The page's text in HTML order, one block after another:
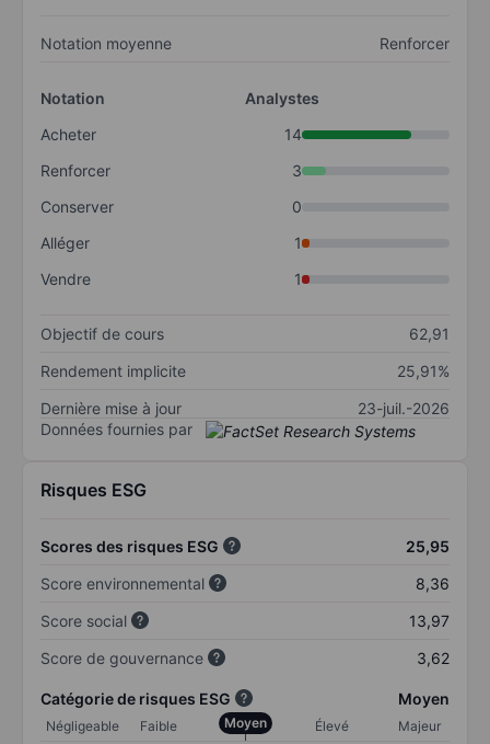
Notation moyenne Renforcer
Notation
Analystes
Acheter
14
Renforcer
3
Conserver
0
Alléger
1
Vendre
1
Objectif de cours
62,91
Rendement implicite
25,91%
Dernière mise à jour
23-juil.-2026
Données fournies par
Risques ESG
Scores des risques ESG
25,95
Score environnemental
8,36
Score social
13,97
Score de gouvernance
3,62
Catégorie de risques ESG Moyen
Négligeable Faible Moyen Élevé
Majeur